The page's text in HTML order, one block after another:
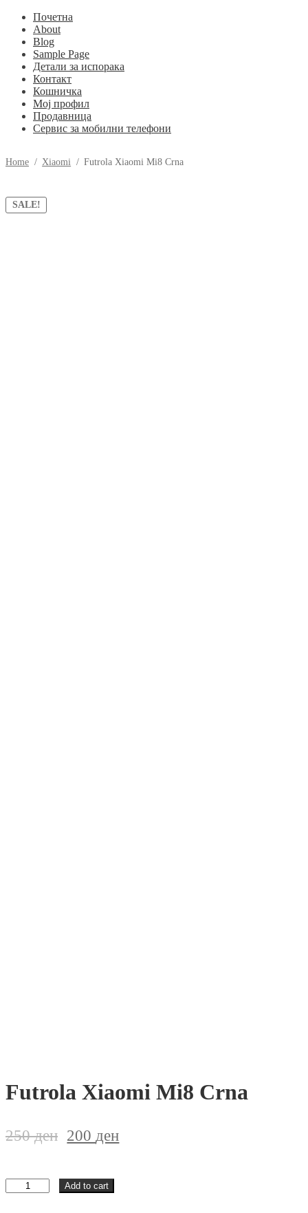
Почетна
About
Blog
Sample Page
Детали за испорака
Контакт
Кошничка
Мој профил
Продавница
Сервис за мобилни телефони
Home / Xiaomi / Futrola Xiaomi Mi8 Crna
SALE!
Futrola Xiaomi Mi8 Crna
250ден 200ден
Futrola
Xiaomi
Add to cart